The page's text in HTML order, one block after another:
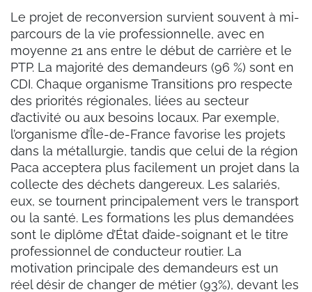
Le projet de reconversion survient souvent à mi-
parcours de la vie professionnelle, avec en
moyenne 21 ans entre le début de carrière et le
PTP. La majorité des demandeurs (96 %) sont en
CDI. Chaque organisme Transitions pro respecte
des priorités régionales, liées au secteur
d’activité ou aux besoins locaux. Par exemple,
l’organisme d’Île-de-France favorise les projets
dans la métallurgie, tandis que celui de la région
Paca acceptera plus facilement un projet dans la
collecte des déchets dangereux. Les salariés,
eux, se tournent principalement vers le transport
ou la santé. Les formations les plus demandées
sont le diplôme d’État d’aide-soignant et le titre
professionnel de conducteur routier. La
motivation principale des demandeurs est un
réel désir de changer de métier (93%), devant les